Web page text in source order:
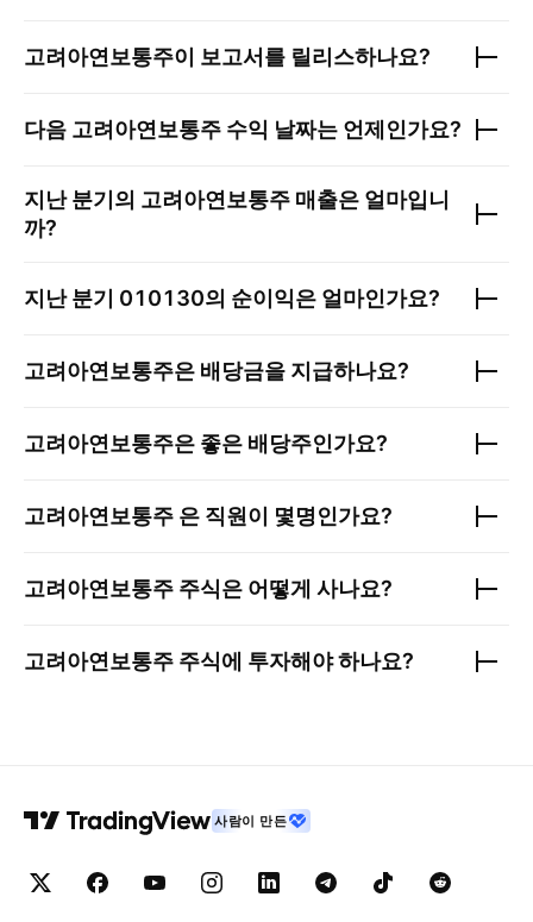
고려아연보통주이 보고서를 릴리스하나요?
다음 고려아연보통주 수익 날짜는 언제인가요?
지난 분기의 고려아연보통주 매출은 얼마입니
까?
지난 분기 010130의 순이익은 얼마인가요?
고려아연보통주은 배당금을 지급하나요?
고려아연보통주은 좋은 배당주인가요?
고려아연보통주 은 직원이 몇명인가요?
고려아연보통주 주식은 어떻게 사나요?
고려아연보통주 주식에 투자해야 하나요?
사람이 만든